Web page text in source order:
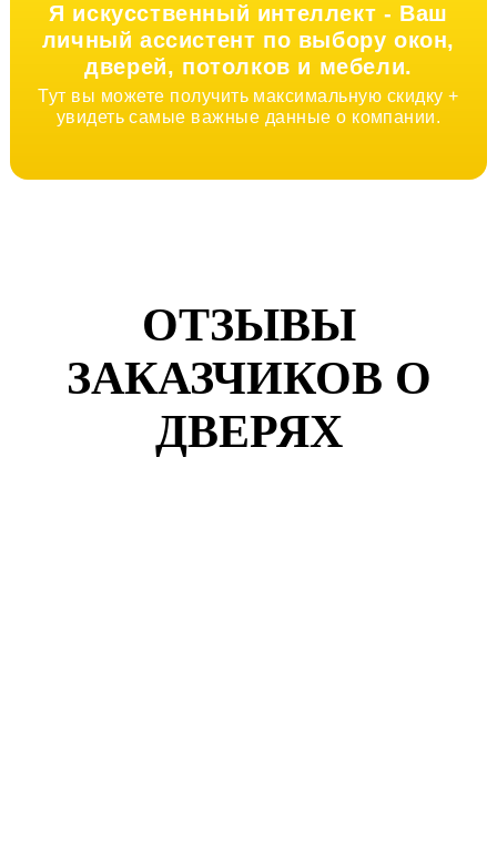
Я искусственный интеллект - Ваш
личный ассистент по выбору окон,
дверей, потолков и мебели.
Тут вы можете получить максимальную скидку +
увидеть самые важные данные о компании.
ОТЗЫВЫ
ЗАКАЗЧИКОВ О
ДВЕРЯХ